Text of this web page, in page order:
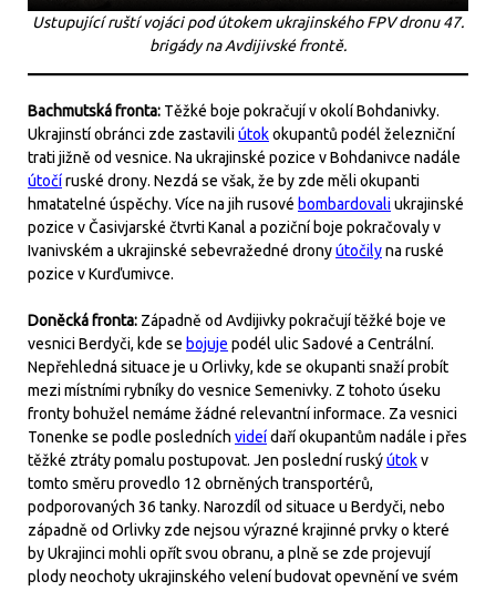
Ustupující ruští vojáci pod útokem ukrajinského FPV dronu 47.
brigády na Avdijivské frontě.
Bachmutská fronta: Těžké boje pokračují v okolí Bohdanivky.
Ukrajinstí obránci zde zastaviliútokokupantů podél železniční
trati jižně od vesnice. Na ukrajinské pozice v Bohdanivce nadále
útočíruské drony. Nezdá se však, že by zde měli okupanti
hmatatelné úspěchy. Více na jih rusové bombardovaliukrajinské
pozice v Časivjarské čtvrti Kanal a poziční boje pokračovaly v
Ivanivském a ukrajinské sebevražedné dronyútočilyna ruské
pozice v Kurďumivce.
Doněcká fronta: Západně od Avdijivky pokračují těžké boje ve
vesnici Berdyči, kde se bojuje podél ulic Sadové a Centrální.
Nepřehledná situace je u Orlivky, kde se okupanti snaží probít
mezi místními rybníky do vesnice Semenivky. Z tohoto úseku
fronty bohužel nemáme žádné relevantní informace. Za vesnici
Tonenke se podle posledních videídaří okupantům nadále i přes
těžké ztráty pomalu postupovat. Jen poslední ruskýútokv
tomto směru provedlo 12 obrněných transportérů,
podporovaných 36 tanky. Narozdíl od situace u Berdyči, nebo
západně od Orlivky zde nejsou výrazné krajinné prvky o které
by Ukrajinci mohli opřít svou obranu, a plně se zde projevují
plody neochoty ukrajinského velení budovat opevnění ve svém